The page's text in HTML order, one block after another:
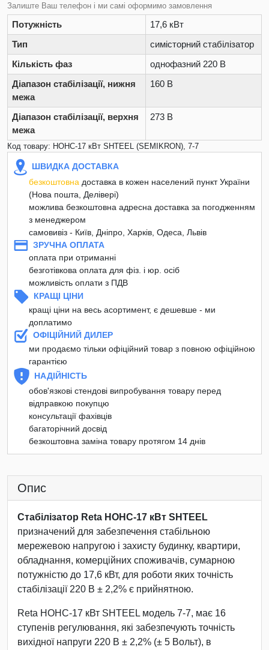
Залиште Ваш телефон і ми самі оформимо замовлення
Потужність
17,6 кВт
Тип
симісторний стабілізатор
Кількість фаз
однофазний 220 В
Діапазон стабілізації, нижня
межа
160 В
Діапазон стабілізації, верхня
межа
273 В
Код товару: НОНС-17 кВт SHTEEL (SEMIKRON), 7-7
ШВИДКА ДОСТАВКА
безкоштовна доставка в кожен населений пункт України
(Нова пошта, Делівері)
можлива безкоштовна адресна доставка за погодженням
з менеджером
самовивіз - Київ, Дніпро, Харків, Одеса, Львів
ЗРУЧНА ОПЛАТА
оплата при отриманні
безготівкова оплата для фіз. і юр. осіб
можливість оплати з ПДВ
КРАЩІ ЦІНИ
кращі ціни на весь асортимент, є дешевше - ми
доплатимо
ОФІЦІЙНИЙ ДИЛЕР
ми продаємо тільки офіційний товар з повною офіційною
гарантією
НАДІЙНІСТЬ
обов'язкові стендові випробування товару перед
відправкою покупцю
консультації фахівців
багаторічний досвід
безкоштовна заміна товару протягом 14 днів
Опис
Стабілізатор Reta НОНС-17 кВт SHTEEL
призначений для забезпечення стабільною
мережевою напругою і захисту будинку, квартири,
обладнання, комерційних споживачів, сумарною
потужністю до 17,6 кВт, для роботи яких точність
стабілізації 220 В ± 2,2% є прийнятною.
Reta НОНС-17 кВт SHTEEL модель 7-7, має 16
ступенів регулювання, які забезпечують точність
вихідної напруги 220 В ± 2,2% (± 5 Вольт), в